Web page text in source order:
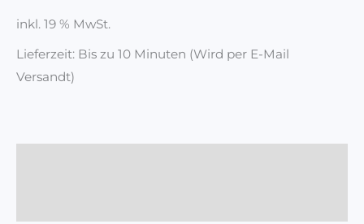
inkl. 19 % MwSt.
Lieferzeit: Bis zu 10 Minuten (Wird per E-Mail
Versandt)